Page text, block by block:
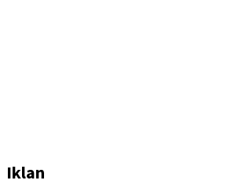
Iklan